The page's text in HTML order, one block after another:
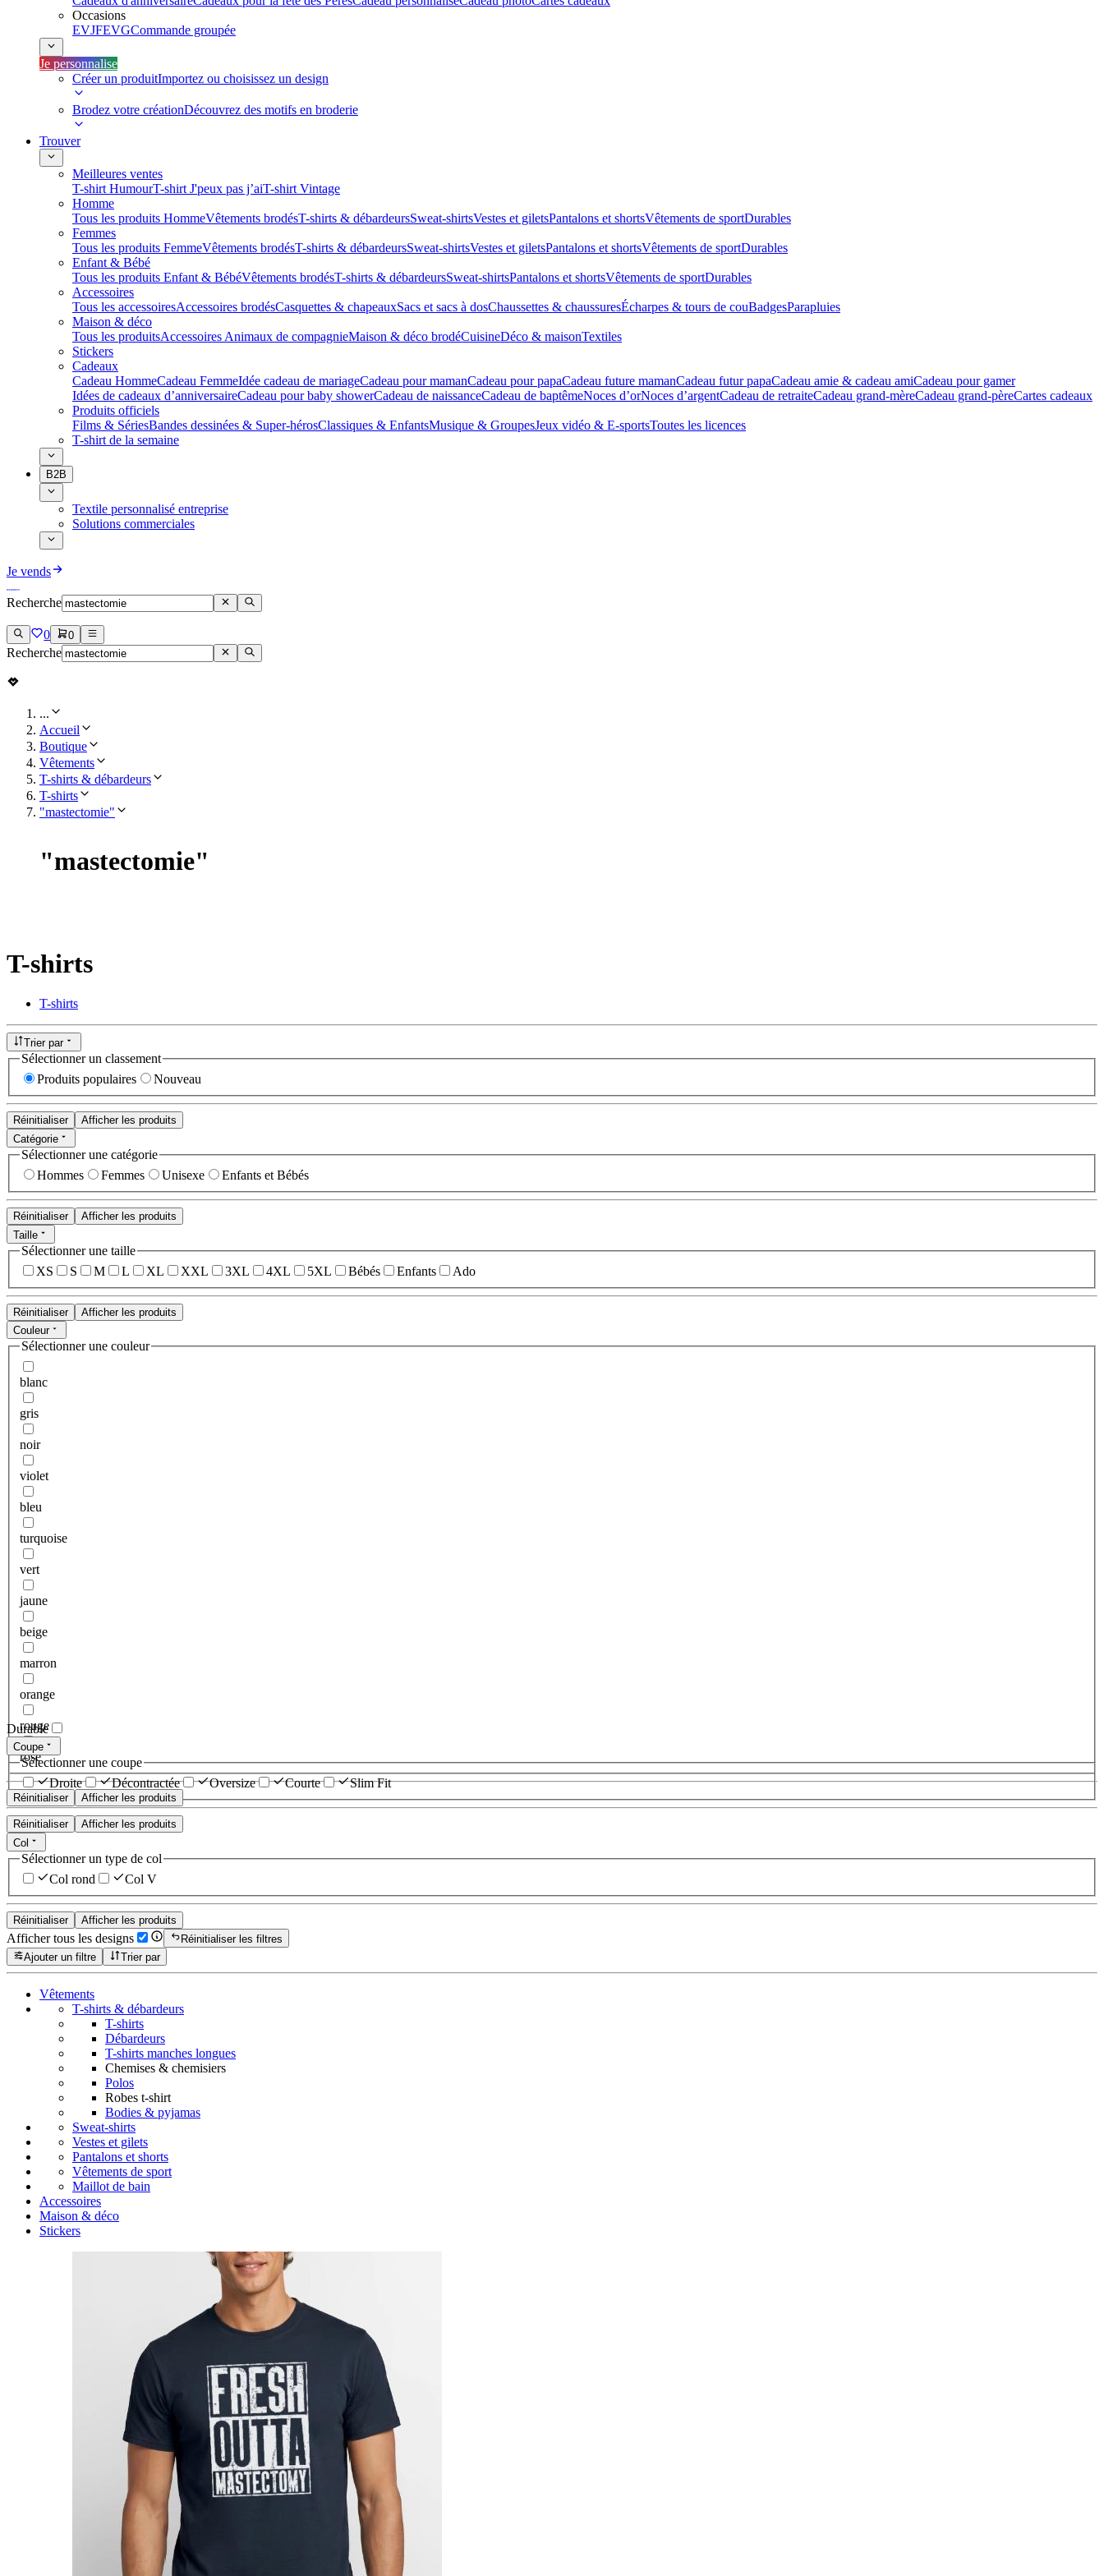
Occasions
EVJFEVGCommande groupée
Je personnalise
Créer un produitImportez ou choisissez un design
Brodez votre créationDécouvrez des motifs en broderie
Trouver
Meilleures ventes
T-shirt HumourT-shirt J'peux pas j’aiT-shirt Vintage
Homme
Tous les produits HommeVêtements brodésT-shirts & débardeursSweat-shirtsVestes et giletsPantalons et shortsVêtements de sportDurables
Femmes
Tous les produits FemmeVêtements brodésT-shirts & débardeursSweat-shirtsVestes et giletsPantalons et shortsVêtements de sportDurables
Enfant & Bébé
Tous les produits Enfant & BébéVêtements brodésT-shirts & débardeursSweat-shirtsPantalons et shortsVêtements de sportDurables
Accessoires
Tous les accessoiresAccessoires brodésCasquettes & chapeauxSacs et sacs à dosChaussettes & chaussuresÉcharpes & tours de couBadgesParapluies
Maison & déco
Tous les produitsAccessoires Animaux de compagnieMaison & déco brodéCuisineDéco & maisonTextiles
Stickers
Cadeaux
Cadeau HommeCadeau FemmeIdée cadeau de mariage​Cadeau pour mamanCadeau pour papaCadeau future mamanCadeau futur papaCadeau amie & cadeau amiCadeau pour gamer
Idées de cadeaux d’anniversaireCadeau pour baby showerCadeau de naissanceCadeau de baptêmeNoces d’orNoces d’argentCadeau de retraiteCadeau grand-mèreCadeau grand-pèreCartes cadeaux
Produits officiels
Films & SériesBandes dessinées & Super-hérosClassiques & EnfantsMusique & GroupesJeux vidéo & E-sportsToutes les licences
T-shirt de la semaine
B2B
Textile personnalisé entreprise
Solutions commerciales
Je vends
Recherche
0 0
Recherche
...
Accueil
Boutique
Vêtements
T-shirts & débardeurs
T-shirts
"mastectomie"
"mastectomie"
T-shirts
T-shirts
Trier par
Sélectionner un classement
Produits populaires
Nouveau
Réinitialiser
Afficher les produits
Catégorie
Sélectionner une catégorie
Hommes
Femmes Unisexe Enfants et Bébés
Réinitialiser
Afficher les produits
Taille
Sélectionner une taille
XS
S M L XL XXL 3XL 4XL 5XL Bébés Enfants Ado
Réinitialiser
Afficher les produits
Couleur
Sélectionner une couleur
blanc
gris
noir
violet
bleu
turquoise
vert
jaune
beige
marron
orange
rouge
rose
Réinitialiser Afficher les produits
Durable
Coupe
Sélectionner une coupe
Droite
Décontractée Oversize Courte Slim Fit
Réinitialiser
Afficher les produits
Col
Sélectionner un type de col
Col rond
Col V
Réinitialiser Afficher les produits
Afficher tous les designs
Réinitialiser les filtres
Ajouter un filtre
Trier par
Vêtements
T-shirts & débardeurs
T-shirts
Débardeurs
T-shirts manches longues
Chemises & chemisiers
Polos
Robes t-shirt
Bodies & pyjamas
Sweat-shirts
Vestes et gilets
Pantalons et shorts
Vêtements de sport
Maillot de bain
Accessoires
Maison & déco
Stickers